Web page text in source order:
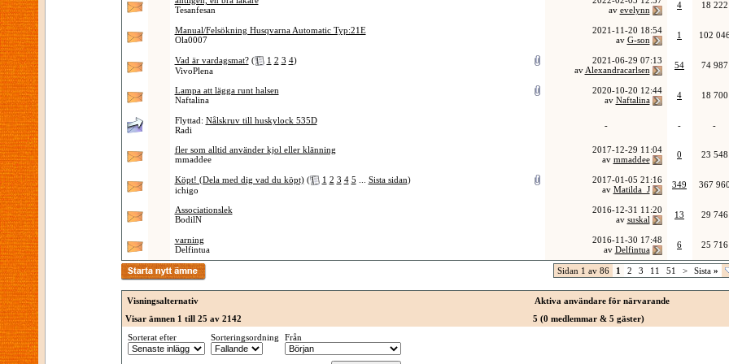
Tesanfesan
av evelynn 4 18 222
Manual/Felsökning Husqvarna Automatic Typ:21E
Ola0007
2021-11-20 18:54
av G-son 1 102
Vad är vardagsmat? ( 1 2 3 4)
VivoPlena
2021-06-29 07:13
av Alexandracarlsen 54 74 987
Lampa att lägga runt halsen
Naftalina
2020-10-20 12:44
av Naftalina 4 18 700
Flyttad: Nålskruv till huskylock 535D
Radi
- - -
fler som alltid använder kjol eller klänning
mmaddee
2017-12-29 11:04
av mmaddee 0 23 548
Köpt! (Dela med dig vad du köpt) ( 1 2 3 4 5 Sista sidan)
ichigo
2017-01-05 21:16
av Matilda_J 349 367
Associationslek
BodilN
2016-12-31 11:20
av suskal 13 29 746
varning
Delfintua
2016-11-30 17:48
av Delfintua 6 25 716
Sidan 1 av 86 1 2 3 11 51 > Sista »
Visningsalternativ
Aktiva användare för närvarande
Visar ämnen 1 till 25 av 2142
5 (0 medlemmar & 5 gäster)
Sorterat efter
Sorteringsordning Från